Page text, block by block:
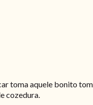
toma aquele bonito
cozedura.